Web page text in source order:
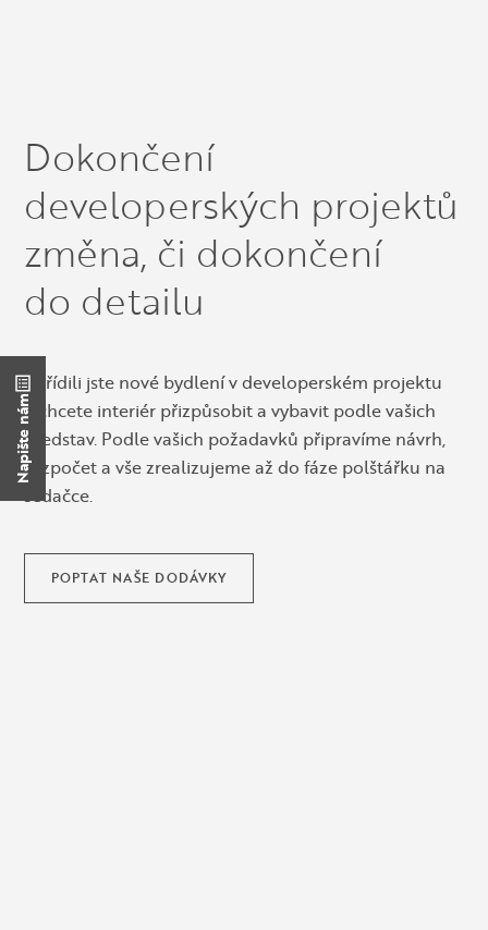
Napište nám
Dokončení
developerských projektů
změna, či dokončení
do detailu
Pořídili jste nové bydlení v developerském projektu
a chcete interiér přizpůsobit a vybavit podle vašich
představ. Podle vašich požadavků připravíme návrh,
rozpočet a vše zrealizujeme až do fáze polštářku na
sedačce.
POPTAT NAŠE DODÁVKY